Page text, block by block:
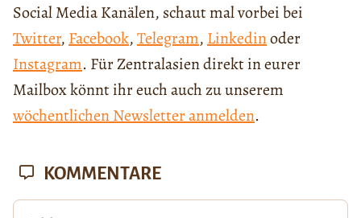
Social Media Kanälen, schaut mal vorbei bei
Twitter, Facebook,Telegram, Linkedinoder
Instagram. Für Zentralasien direkt in eurer
Mailbox könnt ihr euch auch zu unserem
wöchentlichen Newsletter anmelden.
KOMMENTARE